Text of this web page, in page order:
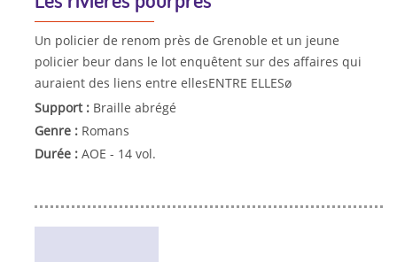
Un policier de renom près de Grenoble et un jeune
policier beur dans le lot enquêtent sur des affaires qui
auraient des liens entre ellesENTRE ELLESø
Support : Braille abrégé
Genre : Romans
Durée : AOE - 14 vol.